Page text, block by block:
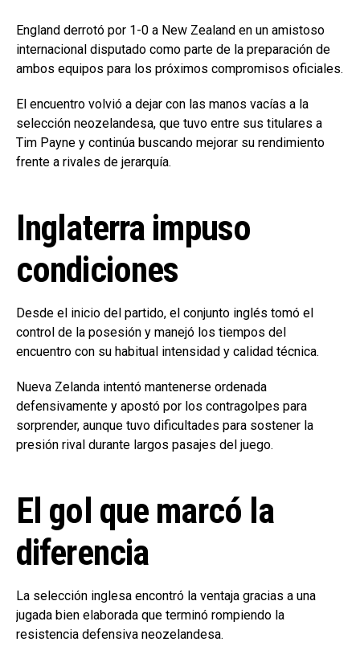
England derrotó por 1-0 a New Zealand en un amistoso
internacional disputado como parte de la preparación de
ambos equipos para los próximos compromisos oficiales.
El encuentro volvió a dejar con las manos vacías a la
selección neozelandesa, que tuvo entre sus titulares a
Tim Payne y continúa buscando mejorar su rendimiento
frente a rivales de jerarquía.
Inglaterra impuso
condiciones
Desde el inicio del partido, el conjunto inglés tomó el
control de la posesión y manejó los tiempos del
encuentro con su habitual intensidad y calidad técnica.
Nueva Zelanda intentó mantenerse ordenada
defensivamente y apostó por los contragolpes para
sorprender, aunque tuvo dificultades para sostener la
presión rival durante largos pasajes del juego.
El gol que marcó la
diferencia
La selección inglesa encontró la ventaja gracias a una
jugada bien elaborada que terminó rompiendo la
resistencia defensiva neozelandesa.